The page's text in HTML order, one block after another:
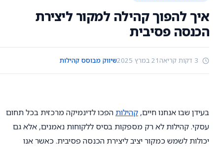
איך להפוך קהילה למקור ליצירת
הכנסה פסיבית
21 במרץ 2025 שיווק מבוסס קהילות
בעידן שבו אנחנו חיים, קהילות הפכו לדינמיקה מרכזית בכל תחום
עסקי. קהילות לא רק מספקות בסיס ללקוחות נאמנים, אלא גם
יכולות לשמש כמקור יציב ליצירת הכנסה פסיבית. כאשר אנו